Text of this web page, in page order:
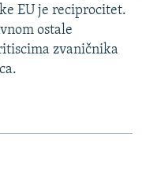
EU je reciprocitet.
ostale
zvaničnika